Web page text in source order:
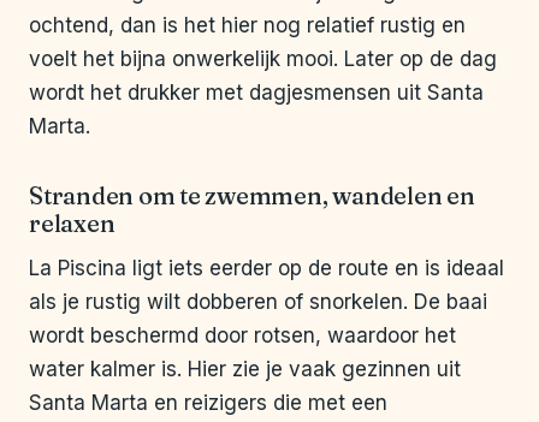
ochtend, dan is het hier nog relatief rustig en
voelt het bijna onwerkelijk mooi. Later op de dag
wordt het drukker met dagjesmensen uit Santa
Marta.
Stranden om te zwemmen, wandelen en
relaxen
La Piscina ligt iets eerder op de route en is ideaal
als je rustig wilt dobberen of snorkelen. De baai
wordt beschermd door rotsen, waardoor het
water kalmer is. Hier zie je vaak gezinnen uit
Santa Marta en reizigers die met een